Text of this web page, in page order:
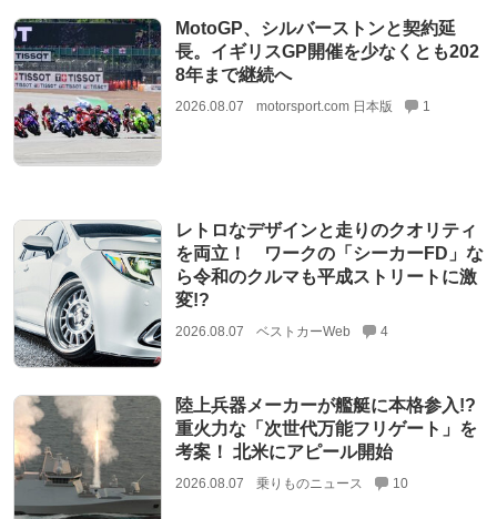
MotoGP、シルバーストンと契約延
長。イギリスGP開催を少なくとも202
8年まで継続へ
2026.08.07 motorsport.com 日本版 1
レトロなデザインと走りのクオリティ
を両立！ ワークの「シーカーFD」な
ら令和のクルマも平成ストリートに激
変!?
2026.08.07 ベストカーWeb 4
陸上兵器メーカーが艦艇に本格参入!?
重火力な「次世代万能フリゲート」を
考案！ 北米にアピール開始
2026.08.07 乗りものニュース 10